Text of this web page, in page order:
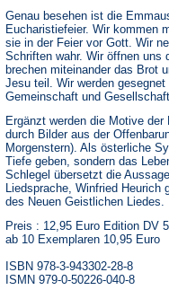
Genau besehen ist die
Eucharistiefeier. Wir kommen
sie in der Feier vor Gott. Wir
Schriften wahr. Wir öffnen uns
brechen miteinander das Brot
Jesu teil. Wir werden
Gemeinschaft und
Ergänzt werden die Motive
durch Bilder aus der
Morgenstern). Als österliche
Tiefe geben, sondern das
Schlegel übersetzt die
Liedsprache, Winfried
des Neuen Geistlichen Liedes.
Preis : 12,95 Euro Edition DV
ab 10 Exemplaren 10,95 Euro
ISBN 978-3-943302-28-8
ISMN 979-0-50226-040-8